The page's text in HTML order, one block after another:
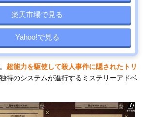
楽天市場で見る
Yahoo!で見る
超能力を駆使して殺人事件に隠されたトリ
独特のシステムが進行するミステリーアドベ